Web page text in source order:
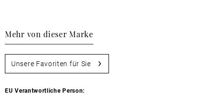
Mehr von dieser Marke
Unsere Favoriten für Sie
EU Verantwortliche Person: